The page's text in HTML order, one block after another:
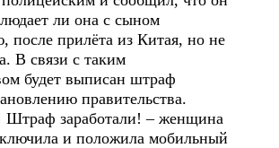
ли она с сыном
после прилёта из Китая, но не
В связи с таким
будет выписан штраф
правительства.
заработали! – женщина
и положила мобильный